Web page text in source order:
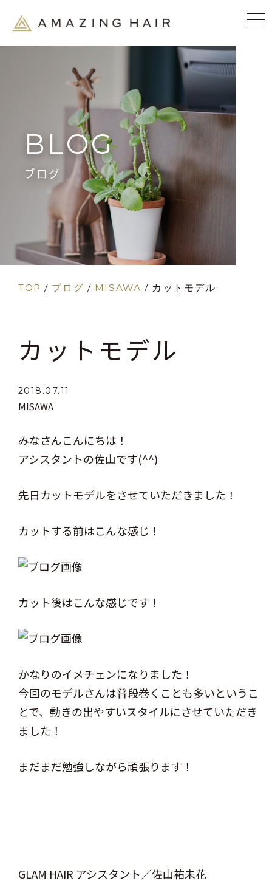
BLOG
ブログ
TOP / ブログ / MISAWA / カットモデル
カットモデル
2018.07.11
MISAWA
みなさんこんにちは！
アシスタントの佐山です(^^)
先日カットモデルをさせていただきました！
カットする前はこんな感じ！
カット後はこんな感じです！
かなりのイメチェンになりました！
今回のモデルさんは普段巻くことも多いというこ
とで、動きの出やすいスタイルにさせていただき
ました！
まだまだ勉強しながら頑張ります！
GLAM HAIR アシスタント／佐山祐未花